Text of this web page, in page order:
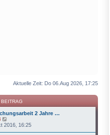
Aktuelle Zeit: Do 06.Aug 2026, 17:25
2 Jahre …
e
2016, 16:25